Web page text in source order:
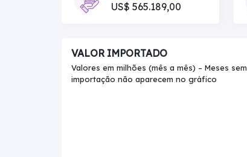
US$ 565.189,00
VALOR IMPORTADO
Valores em milhões (mês a mês) – Meses sem
importação não aparecem no gráfico